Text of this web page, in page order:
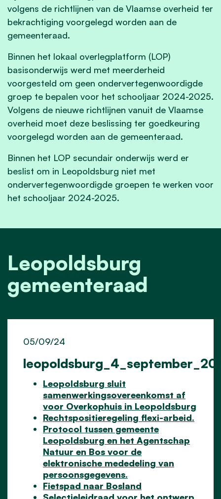
volgens de richtlijnen van de Vlaamse overheid ter
bekrachtiging voorgelegd worden aan de
gemeenteraad.
Binnen het lokaal overlegplatform (LOP)
basisonderwijs werd met meerderheid
voorgesteld om geen ondervertegenwoordigde
groep te bepalen voor het schooljaar 2024-2025.
Volgens de nieuwe richtlijnen vanuit de Vlaamse
overheid moet deze beslissing ter goedkeuring
voorgelegd worden aan de gemeenteraad.
Binnen het LOP secundair onderwijs werd er
beslist om in Leopoldsburg niet met
ondervertegenwoordigde groepen te werken voor
het schooljaar 2024-2025.
Leopoldsburg
gemeenteraad
05/09/24
Leopoldsburg sluit
samenwerkingsovereenkomst af
voor Overkophuis in Leopoldsburg
Rechtspositieregeling flexi-arbeid.
Protocol tussen gemeente
Leopoldsburg en het Agentschap
Natuur en Bos voor de
elektronische mededeling van
persoonsgegevens.
Fietspad naar Bosland
Selectieleidraad voor het ontwerp